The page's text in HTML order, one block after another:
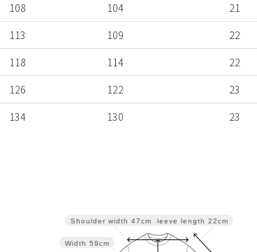
108 104
21
113 109
22
118 114
22
126 122
23
134 130 23
Sleeve length 22cm
Width 59cm
Shoulder width 47cm